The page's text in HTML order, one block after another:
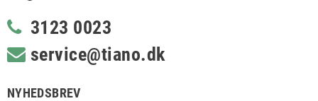
3123 0023
service@tiano.dk
NYHEDSBREV